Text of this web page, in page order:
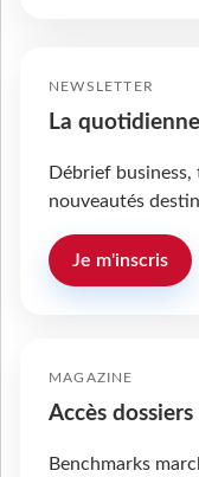
NEWSLETTER
La
Débrief
nouveautés
Je m'inscris
MAGAZINE
Accès dossiers
Benchmarks